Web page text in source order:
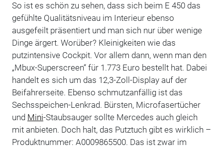
So ist es schön zu sehen, dass sich beim E 450 das
gefühlte Qualitätsniveau im Interieur ebenso
ausgefeilt präsentiert und man sich nur über wenige
Dinge ärgert. Worüber? Kleinigkeiten wie das
putzintensive Cockpit. Vor allem dann, wenn man den
„Mbux-Superscreen“ für 1.773 Euro bestellt hat. Dabei
handelt es sich um das 12,3-Zoll-Display auf der
Beifahrerseite. Ebenso schmutzanfällig ist das
Sechsspeichen-Lenkrad. Bürsten, Microfasertücher
und Mini-Staubsauger sollte Mercedes auch gleich
mit anbieten. Doch halt, das Putztuch gibt es wirklich –
Produktnummer: A0009865500. Das ist zwar im